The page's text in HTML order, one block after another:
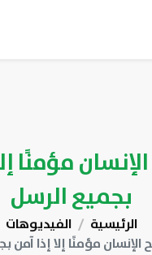
مؤمنًا
بجميع الرسل
الرئيسية
الفيديوهات
الإنسان مؤمنًا إلا إذا آمن